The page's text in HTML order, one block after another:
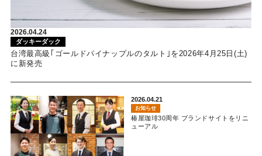
2026.04.24
ダッキーダック
台湾最高級｢ゴールドパイナップルのタルト｣を2026年4月25日(土)
に新発売
2026.04.21
お知らせ
椿屋珈琲30周年 ブランドサイトをリニ
ューアル